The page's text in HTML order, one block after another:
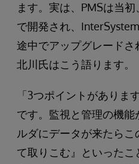
ます。実は、PMSは当
で開発され、
途中でアップグレードさ
北川氏はこう語ります。
「3つポイントがありま
です。監視と管理の機能
ルダにデータが来たら
て取りこむ』といった